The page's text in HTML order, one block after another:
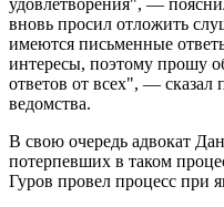
вновь просил отложить
имеются письменные
интересы, поэтому прошу
ответов от всех", — сказал
ведомства.
В свою очередь адвокат
потерпевших в таком
Гуров провел процесс при